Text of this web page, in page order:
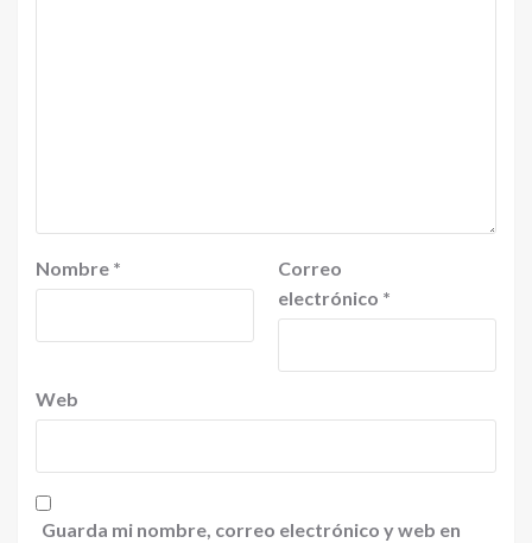
Nombre *
Correo
electrónico *
Web
Guarda mi nombre, correo electrónico y web en